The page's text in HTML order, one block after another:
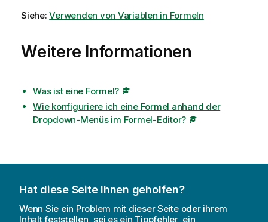
Siehe:Verwenden von Variablen in Formeln
Weitere Informationen
Was ist eine Formel?
Wie konfiguriere ich eine Formel anhand der
Dropdown-Menüs im Formel-Editor?
Hat diese Seite Ihnen geholfen?
Wenn Sie ein Problem mit dieser Seite oder ihrem
Inhalt feststellen, sei es ein Tippfehler, ein